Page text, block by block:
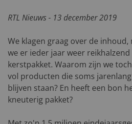
RTL Nieuws - 13 december 2019
We klagen graag over de
we er ieder jaar weer
kerstpakket. Waarom zijn we
vol producten die soms
blijven staan? En heeft een bon
kneuterig pakket?